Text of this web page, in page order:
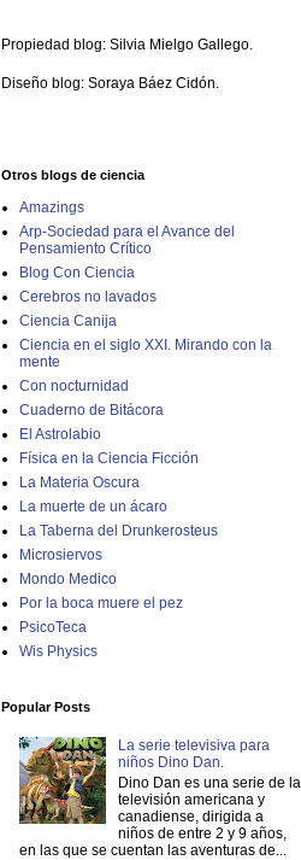
Propiedad blog: Silvia Mielgo Gallego.
Diseño blog: Soraya Báez Cidón.
Otros blogs de ciencia
Amazings
Arp-Sociedad para el Avance del
Pensamiento Crítico
Blog Con Ciencia
Cerebros no lavados
Ciencia Canija
Ciencia en el siglo XXI. Mirando con la
mente
Con nocturnidad
Cuaderno de Bitácora
El Astrolabio
Física en la Ciencia Ficción
La Materia Oscura
La muerte de un ácaro
La Taberna del Drunkerosteus
Microsiervos
Mondo Medico
Por la boca muere el pez
PsicoTeca
Wis Physics
Popular Posts
La serie televisiva para
niños Dino Dan.
Dino Dan es una serie de la
televisión americana y
canadiense, dirigida a
niños de entre 2 y 9 años,
en las que se cuentan las aventuras de...